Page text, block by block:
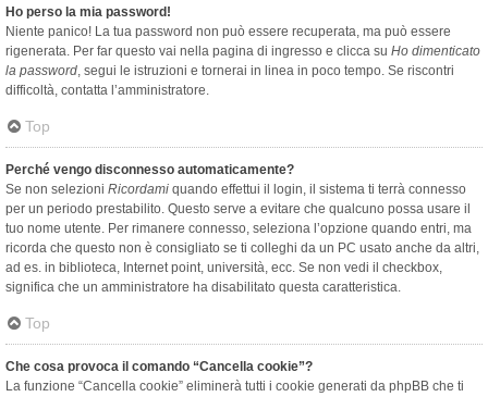
Ho perso la mia password!
Niente panico! La tua password non può essere recuperata, ma può essere
rigenerata. Per far questo vai nella pagina di ingresso e clicca su Ho dimenticato
la password, segui le istruzioni e tornerai in linea in poco tempo. Se riscontri
difficoltà, contatta l’amministratore.
Top
Perché vengo disconnesso automaticamente?
Se non selezioni Ricordami quando effettui il login, il sistema ti terrà connesso
per un periodo prestabilito. Questo serve a evitare che qualcuno possa usare il
tuo nome utente. Per rimanere connesso, seleziona l’opzione quando entri, ma
ricorda che questo non è consigliato se ti colleghi da un PC usato anche da altri,
ad es. in biblioteca, Internet point, università, ecc. Se non vedi il checkbox,
significa che un amministratore ha disabilitato questa caratteristica.
Top
Che cosa provoca il comando “Cancella cookie”?
La funzione “Cancella cookie” eliminerà tutti i cookie generati da phpBB che ti